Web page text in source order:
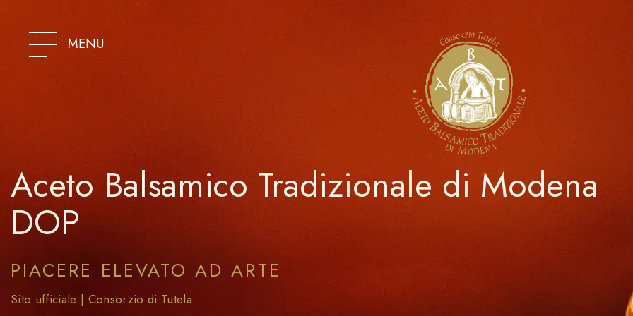
CONTENT
MENU
Aceto Balsamico Tradizionale di Modena
DOP
PIACERE ELEVATO AD ARTE
Sito ufficiale | Consorzio di Tutela